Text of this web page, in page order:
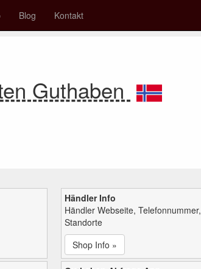
Blog Kontakt
Guthaben
Händler Info
Händler Webseite, Telefonnummer,
Standorte
Shop Info »